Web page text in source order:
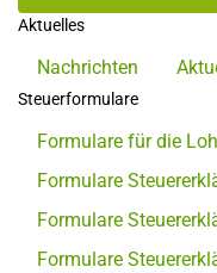
Aktuelles
Nachrichten
Steuerformulare
Formulare für die
Formulare
Formulare
Formulare